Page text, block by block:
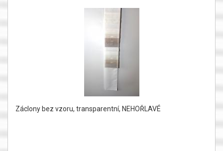
Záclony bez vzoru, transparentní, NEHOŘLAVÉ